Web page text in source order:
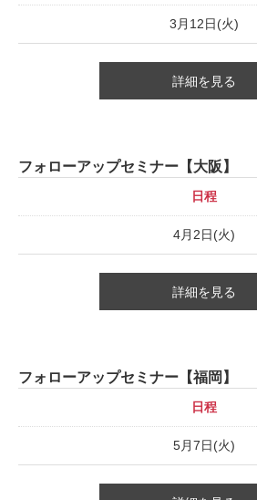
3月12日(火)
詳細を見る
フォローアップセミナー【大阪】
日程
4月2日(火)
詳細を見る
フォローアップセミナー【福岡】
日程
5月7日(火)